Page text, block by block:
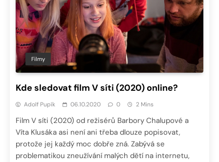
Filmy
Kde sledovat film V síti (2020) online?
Adolf Pupík 06.10.2020 0 2 Mins
Film V síti (2020) od režisérů Barbory Chalupové a
Víta Klusáka asi není ani třeba dlouze popisovat,
protože jej každý moc dobře zná. Zabývá se
problematikou zneužívání malých dětí na internetu,